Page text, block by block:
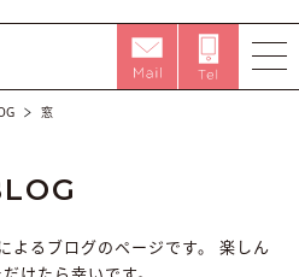
窓
るブログのページです。
楽しん